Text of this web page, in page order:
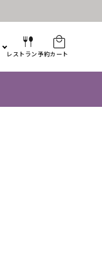
レストラン予約カート